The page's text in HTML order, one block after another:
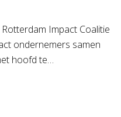
Impact Coalitie
ondernemers samen
hoofd te…